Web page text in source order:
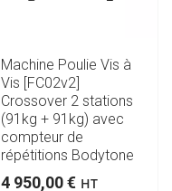
Machine Poulie Vis à
Vis [FC02v2]
Crossover 2 stations
(91kg + 91kg) avec
compteur de
répétitions Bodytone
4 950,00€ HT